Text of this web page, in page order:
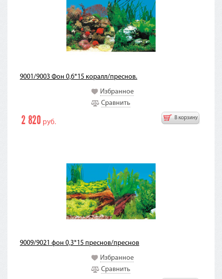
9001/9003 Фон 0,6*15 коралл/преснов.
Избранное
Сравнить
В корзину
2 820 руб.
9009/9021 фон 0,3*15 преснов/преснов
Избранное
Сравнить